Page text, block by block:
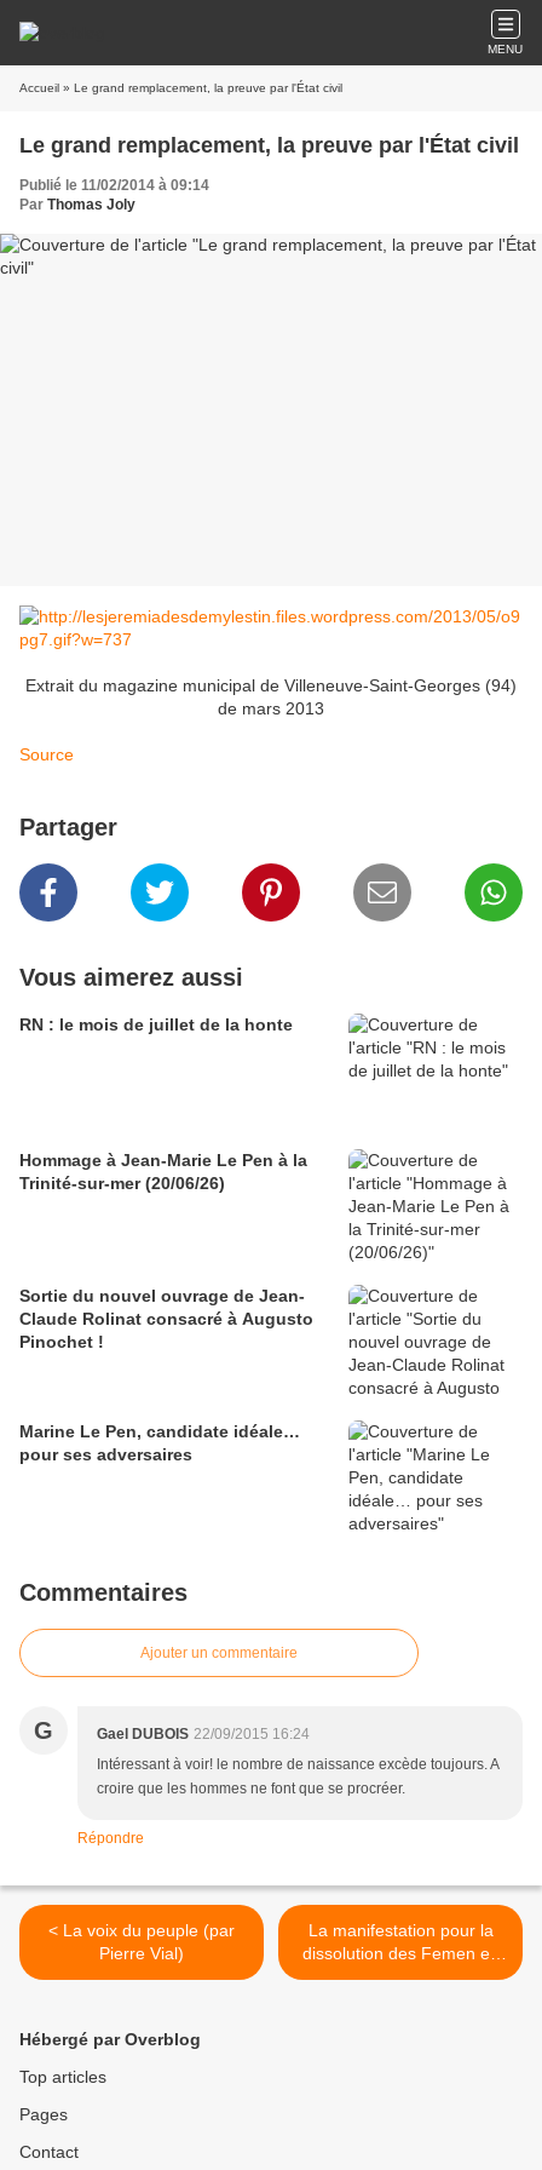
MENU
Accueil » Le grand remplacement, la preuve par l'État civil
Le grand remplacement, la preuve par l'État civil
Publié le 11/02/2014 à 09:14
Par Thomas Joly
Extrait du magazine municipal de Villeneuve-Saint-Georges (94)
de mars 2013
Source
Partager
Vous aimerez aussi
RN : le mois de juillet de la honte
Hommage à Jean-Marie Le Pen à la
Trinité-sur-mer (20/06/26)
Sortie du nouvel ouvrage de Jean-
Claude Rolinat consacré à Augusto
Pinochet !
Marine Le Pen, candidate idéale…
pour ses adversaires
Commentaires
Ajouter un commentaire
G Gael DUBOIS 22/09/2015 16:24
Intéressant à voir! le nombre de naissance excède toujours. A
croire que les hommes ne font que se procréer.
Répondre
< La voix du peuple (par
Pierre Vial)
La manifestation pour la
dissolution des Femen en
vidéos >
Hébergé par Overblog
Top articles
Pages
Contact